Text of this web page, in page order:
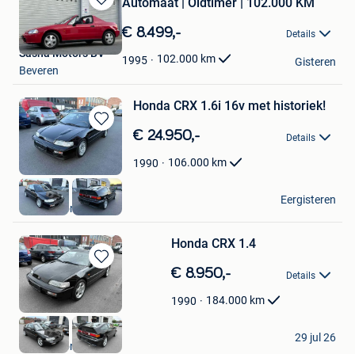
Bewaren
in
Mijn
Favorieten
€ 8.499,- Details
1995 102.000 km
Sasha Motors BV
Beveren
Gisteren
Bewaren
in
Mijn
Favorieten
Honda CRX 1.6i 16v met historiek!
€ 24.950,- Details
1990 106.000 km
dc cars
Dendermonde
Eergisteren
Bewaren
in
Mijn
Favorieten
Honda CRX 1.4
€ 8.950,- Details
1990 184.000 km
dc cars
Dendermonde
29 jul 26